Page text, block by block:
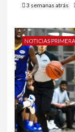
3 semanas atrás
NOTICIAS